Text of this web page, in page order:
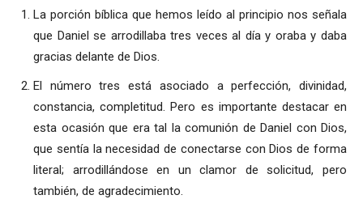
La porción bíblica que hemos leído al principio nos señala
que Daniel se arrodillaba tres veces al día y oraba y daba
gracias delante de Dios.
El número tres está asociado a perfección, divinidad,
constancia, completitud. Pero es importante destacar en
esta ocasión que era tal la comunión de Daniel con Dios,
que sentía la necesidad de conectarse con Dios de forma
literal; arrodillándose en un clamor de solicitud, pero
también, de agradecimiento.